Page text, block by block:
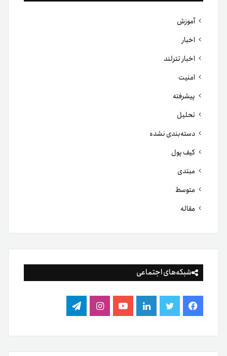
آموزش
اخبار
اخبار تترلند
امنیت
پیشرفته
تحلیل
دسته‌بندی نشده
کیف پول
مبتدی
متوسط
مقاله
شبکه‌های اجتماعی
فیس
بوک
توییتر لینکدینیوتیوباینستاگرام
تلگرام